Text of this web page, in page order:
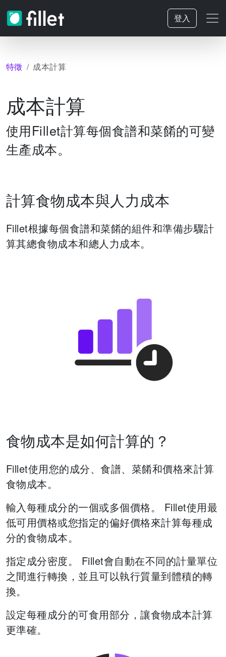
登入
特徵 成本計算
成本計算
使用Fillet計算每個食譜和菜餚的可變
生產成本。
計算食物成本與人力成本
Fillet根據每個食譜和菜餚的組件和準備步驟計
算其總食物成本和總人力成本。
食物成本是如何計算的？
Fillet使用您的成分、食譜、菜餚和價格來計算
食物成本。
輸入每種成分的一個或多個價格。 Fillet使用最
低可用價格或您指定的偏好價格來計算每種成
分的食物成本。
指定成分密度。 Fillet會自動在不同的計量單位
之間進行轉換，並且可以執行質量到體積的轉
換。
設定每種成分的可食用部分，讓食物成本計算
更準確。